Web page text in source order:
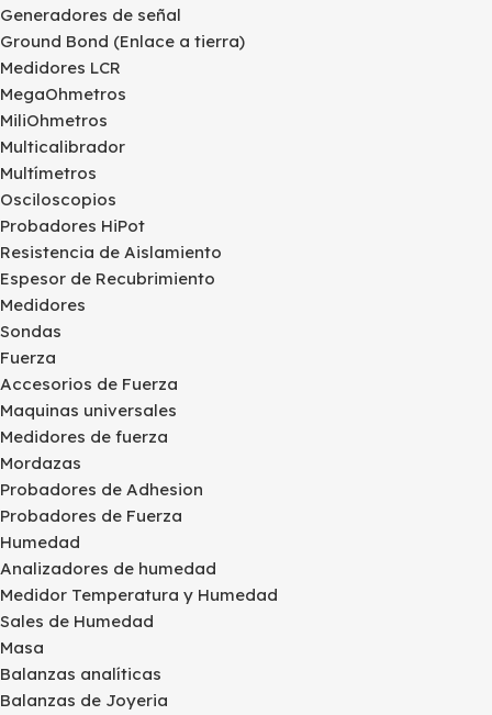
Generadores de señal
Ground Bond (Enlace a tierra)
Medidores LCR
MegaOhmetros
MiliOhmetros
Multicalibrador
Multímetros
Osciloscopios
Probadores HiPot
Resistencia de Aislamiento
Espesor de Recubrimiento
Medidores
Sondas
Fuerza
Accesorios de Fuerza
Maquinas universales
Medidores de fuerza
Mordazas
Probadores de Adhesion
Probadores de Fuerza
Humedad
Analizadores de humedad
Medidor Temperatura y Humedad
Sales de Humedad
Masa
Balanzas analíticas
Balanzas de Joyeria